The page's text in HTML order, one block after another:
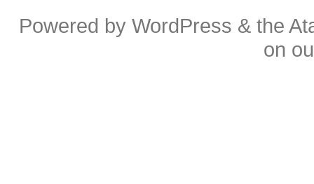
Powered byWordPress & the
on